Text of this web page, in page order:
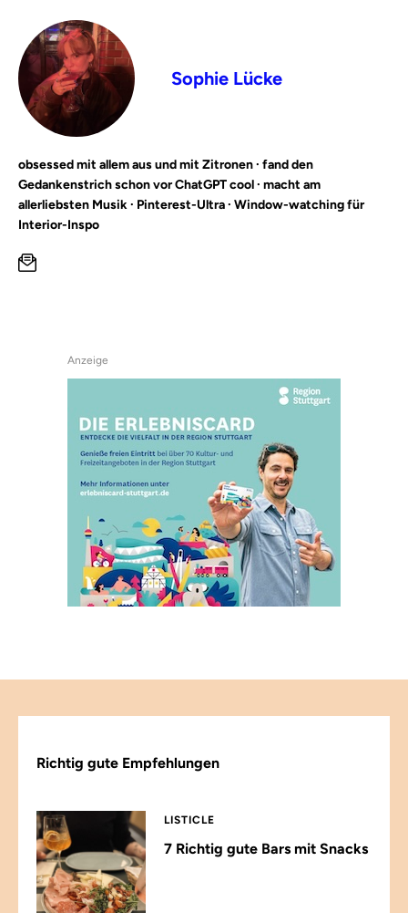
Sophie Lücke
obsessed mit allem aus und mit Zitronen · fand den
Gedankenstrich schon vor ChatGPT cool · macht am
allerliebsten Musik · Pinterest-Ultra · Window-watching für
Interior-Inspo
Anzeige
Richtig gute Empfehlungen
LISTICLE
7 Richtig gute Bars mit Snacks